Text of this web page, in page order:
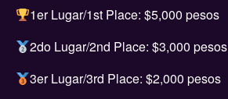
1er Lugar/1st Place: $5,000 pesos
2do Lugar/2nd Place: $3,000 pesos
3er Lugar/3rd Place: $2,000 pesos